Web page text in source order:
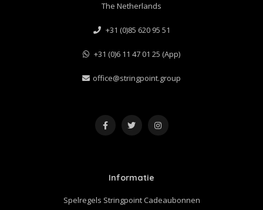
The Netherlands
+31 (0)85 620 95 51
+31 (0)6 11 47 01 25 (App)
office@stringpoint.group
Informatie
Spelregels Stringpoint Cadeaubonnen